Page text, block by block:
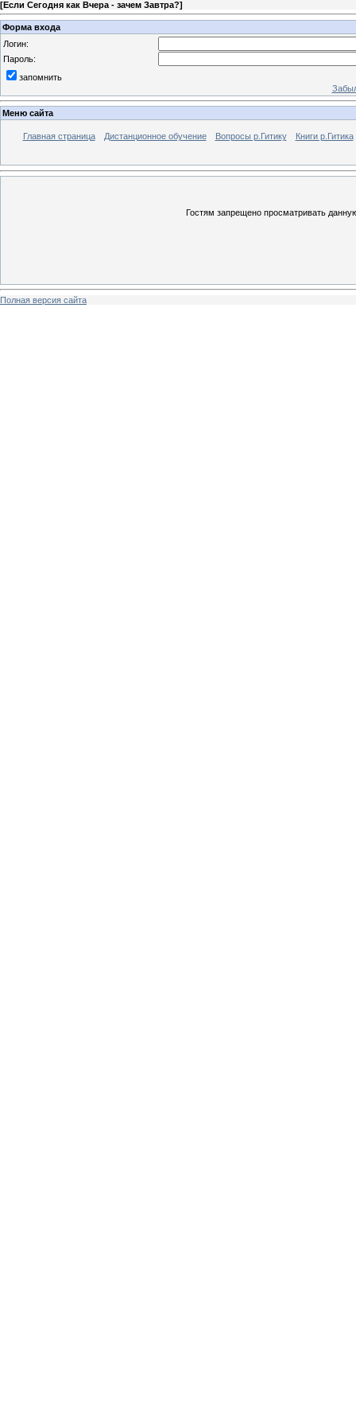
[Если Сегодня как Вчера - зачем Завтра?]
Форма входа
Логин:
Пароль:
запомнить
Меню сайта
Главная страница Дистанционное обучение Вопросы р.Гитику Книги р.Гитика
Гостям запрещено просматривать
Полная версия сайта